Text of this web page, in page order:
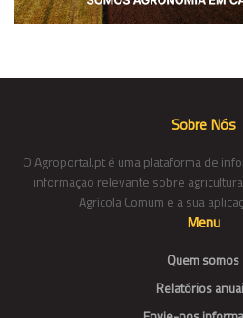
Sobre Nós
O Agroportal.pt é uma plataforma de
informação relevante sobre
Agrícola Comum e a sua
Menu
Quem somos
Relatórios